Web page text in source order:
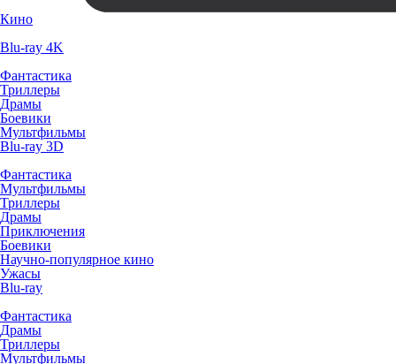
Кино
Blu-ray 4K
Фантастика
Триллеры
Драмы
Боевики
Мультфильмы
Blu-ray 3D
Фантастика
Мультфильмы
Триллеры
Драмы
Приключения
Боевики
Научно-популярное кино
Ужасы
Blu-ray
Фантастика
Драмы
Триллеры
Мультфильмы